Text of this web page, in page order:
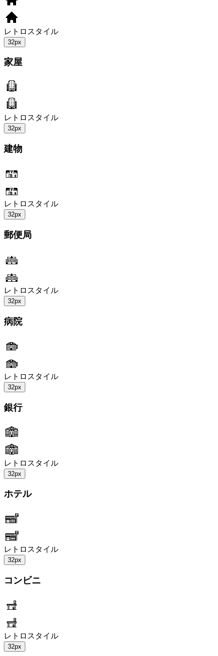
レトロスタイル
32px
家屋
レトロスタイル
32px
建物
レトロスタイル
32px
郵便局
レトロスタイル
32px
病院
レトロスタイル
32px
銀行
レトロスタイル
32px
ホテル
レトロスタイル
32px
コンビニ
レトロスタイル
32px